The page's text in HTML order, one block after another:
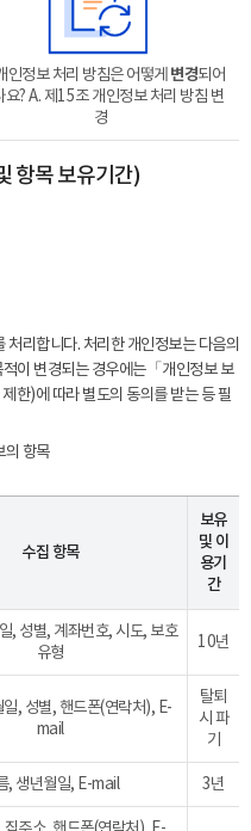
인정보 처리 방침은 어떻게 변경되어
요?A. 제15조 개인정보 처리 방침 변
경
항목 보유기간)
리합니다. 처리한 개인정보는 다음의
이 변경되는 경우에는「개인정보 보
한)에 따라 별도의 동의를 받는 등 필
의 항목
수집 항목
보유
및 이
용기
간
, 성별, 계좌번호, 시도, 보호
유형
10년
일, 성별, 핸드폰(연락처), E-
mail
탈퇴
시 파
기
, 생년월일, E-mail 3년